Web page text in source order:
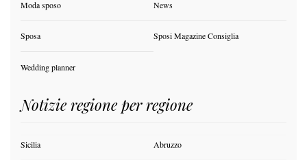
Moda sposo News
Sposa Sposi Magazine Consiglia
Wedding planner
Notizie regione per regione
Sicilia Abruzzo